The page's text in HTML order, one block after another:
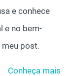
e conhece
e no bem-
post.
Conheça mais